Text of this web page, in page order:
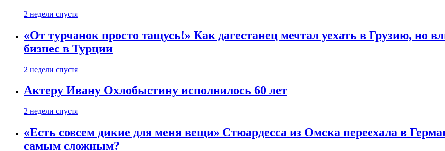
2 недели спустя
«От турчанок просто тащусь!» Как дагестанец мечтал уехать в Грузию, но
бизнес в Турции
2 недели спустя
Актеру Ивану Охлобыстину исполнилось 60 лет
2 недели спустя
«Есть совсем дикие для меня вещи» Стюардесса из Омска переехала в
самым сложным?